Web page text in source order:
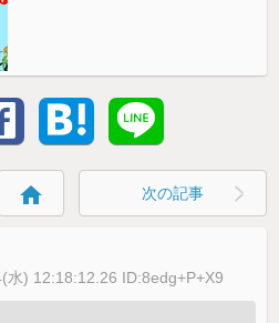
home 次の記事
水) 12:18:12.26 ID:8edg+P+X9